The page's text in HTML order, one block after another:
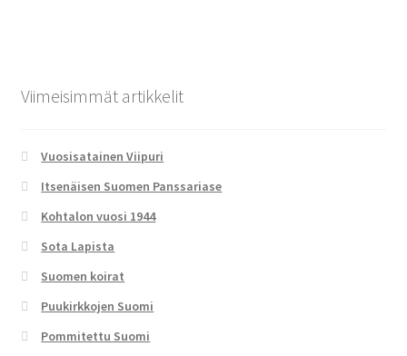
Viimeisimmät artikkelit
Vuosisatainen Viipuri
Itsenäisen Suomen Panssariase
Kohtalon vuosi 1944
Sota Lapista
Suomen koirat
Puukirkkojen Suomi
Pommitettu Suomi